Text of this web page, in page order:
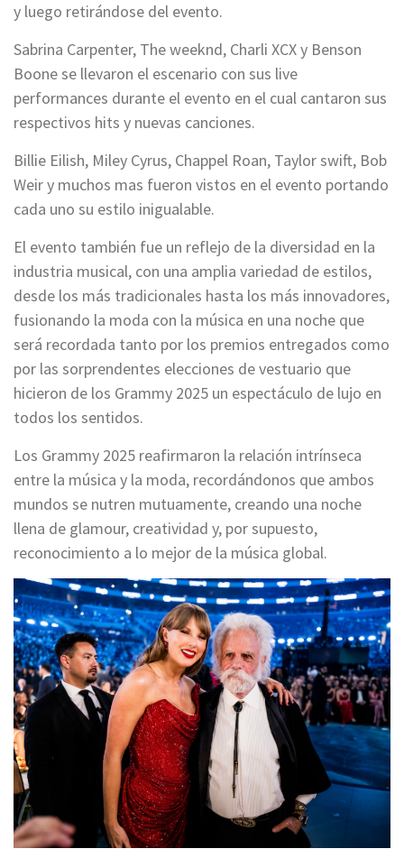
y luego retirándose del evento.
Sabrina Carpenter, The weeknd, Charli XCX y Benson
Boone se llevaron el escenario con sus live
performances durante el evento en el cual cantaron sus
respectivos hits y nuevas canciones.
Billie Eilish, Miley Cyrus, Chappel Roan, Taylor swift, Bob
Weir y muchos mas fueron vistos en el evento portando
cada uno su estilo inigualable.
El evento también fue un reflejo de la diversidad en la
industria musical, con una amplia variedad de estilos,
desde los más tradicionales hasta los más innovadores,
fusionando la moda con la música en una noche que
será recordada tanto por los premios entregados como
por las sorprendentes elecciones de vestuario que
hicieron de los Grammy 2025 un espectáculo de lujo en
todos los sentidos.
Los Grammy 2025 reafirmaron la relación intrínseca
entre la música y la moda, recordándonos que ambos
mundos se nutren mutuamente, creando una noche
llena de glamour, creatividad y, por supuesto,
reconocimiento a lo mejor de la música global.